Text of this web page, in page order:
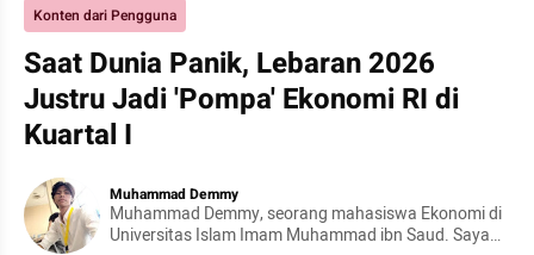
Konten dari Pengguna
Saat Dunia Panik, Lebaran 2026
Justru Jadi 'Pompa' Ekonomi RI di
Kuartal I
Muhammad Demmy
Muhammad Demmy, seorang mahasiswa Ekonomi di
Universitas Islam Imam Muhammad ibn Saud. Saya